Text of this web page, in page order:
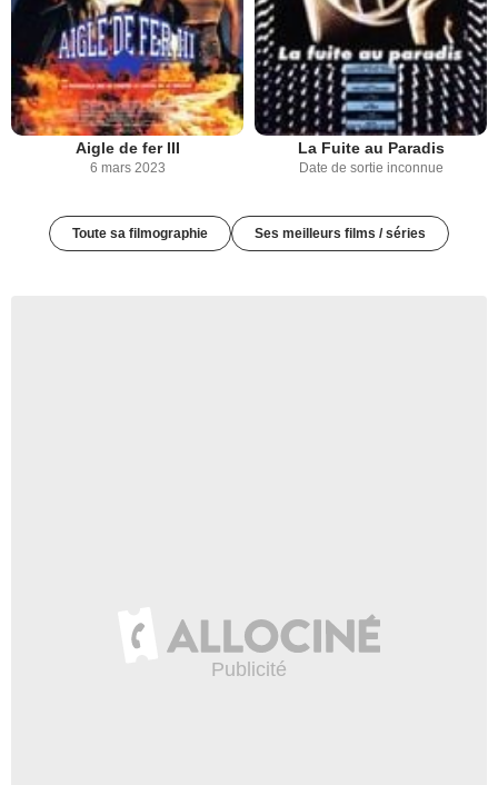
Aigle de fer III
6 mars 2023
La Fuite au Paradis
Date de sortie inconnue
Toute sa filmographie Ses meilleurs films / séries